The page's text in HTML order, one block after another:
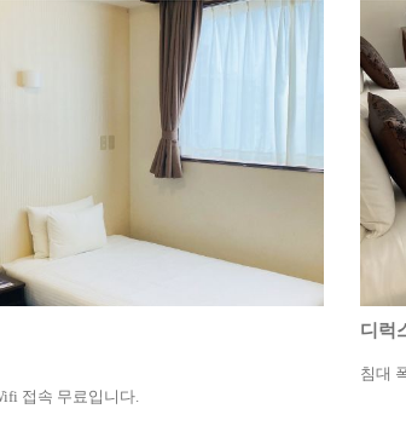
접속 무료입니다.
디럭
침대